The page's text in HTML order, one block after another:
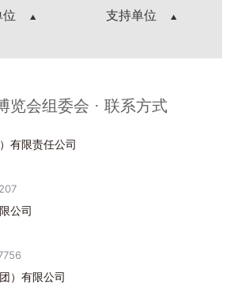
支持单位
览会组委会 · 联系方式
有限责任公司
公司
）有限公司